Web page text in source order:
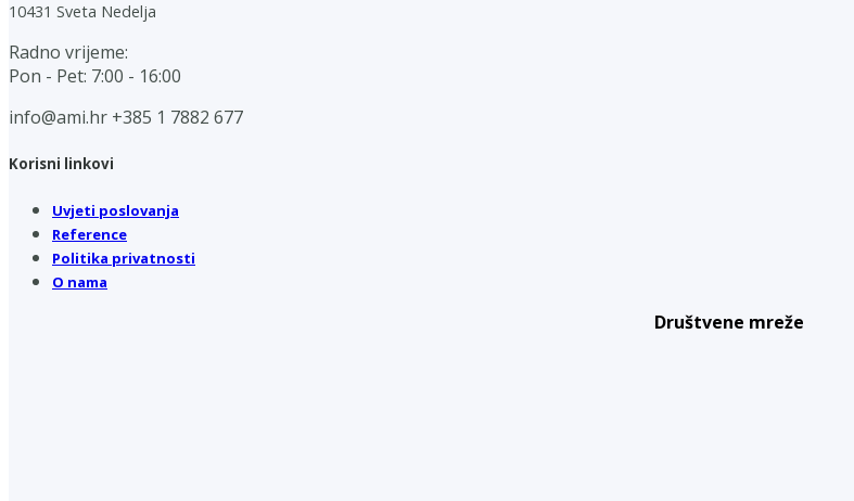
10431 Sveta Nedelja
Radno vrijeme:
Pon - Pet: 7:00 - 16:00
info@ami.hr +385 1 7882 677
Korisni linkovi
Uvjeti poslovanja
Reference
Politika privatnosti
O nama
Društvene mreže